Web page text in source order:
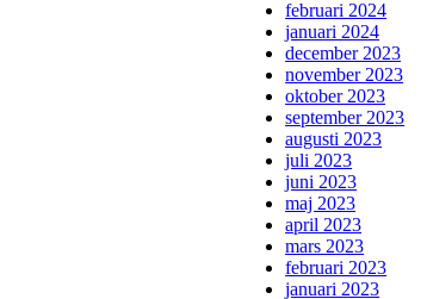
februari 2024
januari 2024
december 2023
november 2023
oktober 2023
september 2023
augusti 2023
juli 2023
juni 2023
maj 2023
april 2023
mars 2023
februari 2023
januari 2023